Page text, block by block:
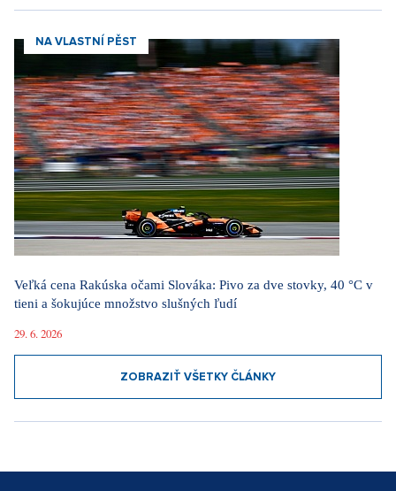
NA VLASTNÍ PĚST
Veľká cena Rakúska očami Slováka: Pivo za dve stovky, 40 °C v
tieni a šokujúce množstvo slušných ľudí
29. 6. 2026
ZOBRAZIŤ VŠETKY ČLÁNKY